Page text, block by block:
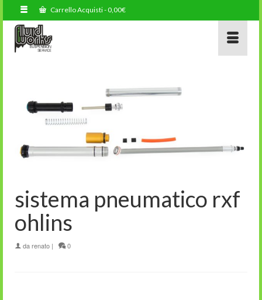
Carrello Acquisti-0,00€
sistema pneumatico rxf
ohlins
darenato | 0